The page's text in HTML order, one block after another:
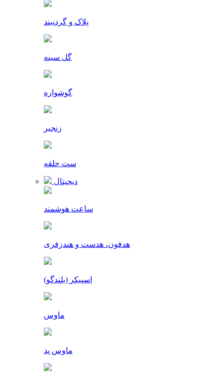
پلاک و گردنبند
گل سینه
گوشواره
زنجیر
ست حلقه
دیجیتال
ساعت هوشمند
هدفون، هدست و هندزفری
اسپیکر (بلندگو)
ماوس
ماوس پد